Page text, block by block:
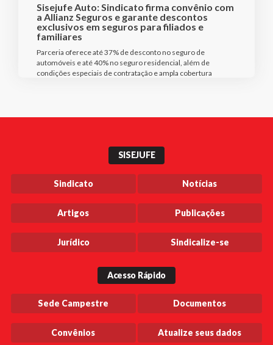
Sisejufe Auto: Sindicato firma convênio com
a Allianz Seguros e garante descontos
exclusivos em seguros para filiados e
familiares
Parceria oferece até 37% de desconto no seguro de
automóveis e até 40% no seguro residencial, além de
condições especiais de contratação e ampla cobertura
SISEJUFE
Sindicato Notícias
Artigos Publicações
Jurídico Sindicalize-se
Acesso Rápido
Sede Campestre Documentos
Convênios Atualize seus dados